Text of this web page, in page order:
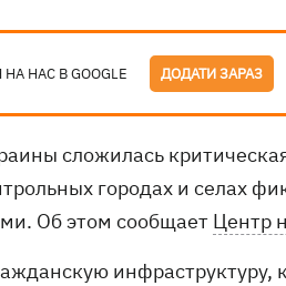
НАС В GOOGLE ДОДАТИ ЗАРАЗ
сложилась
городах и селах
Об этом сообщает Центр